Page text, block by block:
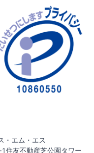
・エム・エス
友不動産芝公園タワー